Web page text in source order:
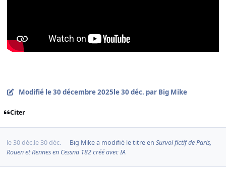
Modifié le 30 décembre 2025le 30 déc. par Big Mike
Citer
le 30 déc.le 30 déc. Big Mikea modifié le titre en Survol fictif de Paris,
Rouen et Rennes en Cessna 182 créé avec IA